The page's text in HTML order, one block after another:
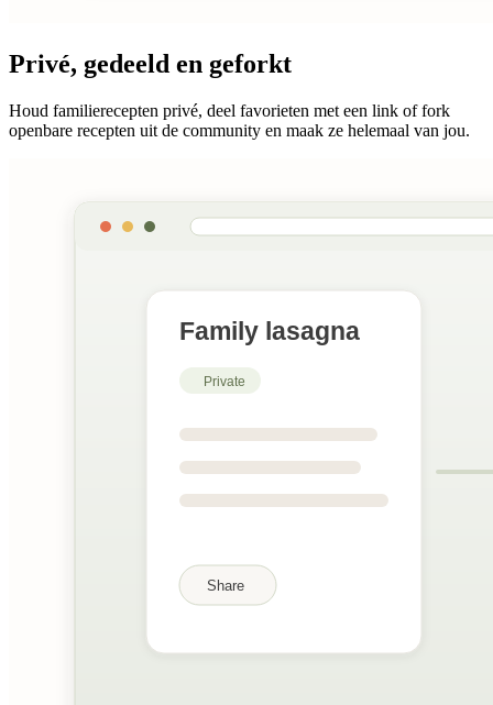
Privé, gedeeld en geforkt
Houd familierecepten privé, deel favorieten met een link of fork
openbare recepten uit de community en maak ze helemaal van jou.